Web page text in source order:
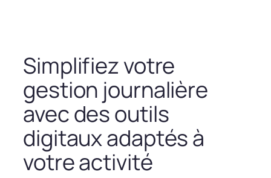
Simplifiez votre
gestion journalière
avec des outils
digitaux adaptés à
votre activité